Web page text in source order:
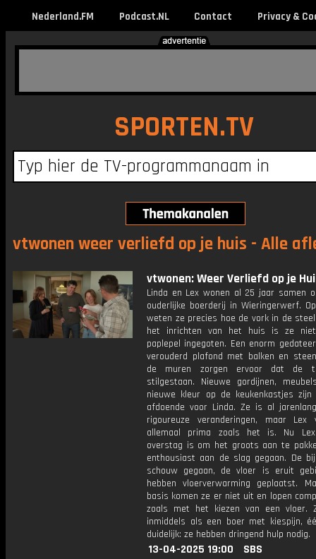
Nederland.FM Podcast.NL Contact Privacy &
SPORTEN.TV
vtwonen weer verliefd op je huis - Alle
vtwonen: Weer Verliefd op je
Linda en Lex wonen al 25 jaar samen
ouderlijke boerderij in Wieringerwerf.
weten ze precies hoe de vork in de
het inrichten van het huis is ze
paplepel ingegoten. Een enorm
verouderd plafond met balken en
de muren zorgen ervoor dat de
stilgestaan. Nieuwe gordijnen,
nieuwe kleur op de keukenkastjes
afdoende voor Linda. Ze is al
rigoureuze veranderingen, maar Lex
allemaal prima zoals het is. Nu
overstag is om het groots aan te
enthousiast aan de slag gegaan. De
schouw gegaan, de vloer is eruit
hebben vloerverwarming geplaatst.
basis komen ze er niet uit en lopen
zoals met het kiezen van een vloer.
inmiddels als een boer met kiespijn,
duidelijk: ze hebben dringend hulp nodig.
13-04-2025 19:00
SBS